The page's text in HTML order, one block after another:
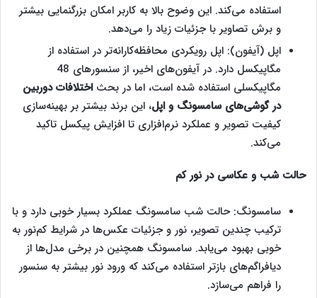
استفاده می‌کند. این وضوح بالا به کاربر امکان بزرگنمایی بیشتر
و برش تصاویر با جزئیات زیاد را می‌دهد.
اپل (آیفون): اپل رویکردی محافظه‌کارانه‌تر در استفاده از
مگاپیکسل دارد. در آیفون‌های اخیر، از سنسورهای 48
مگاپیکسلی استفاده شده است، اما در بحثاختلافات دوربین
در گوشی‌‌های سامسونگ و اپل، این برند بیشتر بر بهینه‌سازی
کیفیت تصویر و عملکرد نرم‌افزاری تا افزایش پیکسل تاکید
می‌کند.
حالت شب و عکاسی در نور کم
سامسونگ: حالت شب سامسونگ عملکرد بسیار خوبی دارد و با
ترکیب چندین تصویر، نور و جزئیات عکس‌ها در شرایط کم‌نور به
خوبی بهبود می‌یابد. سامسونگ همچنین در برخی مدل‌ها از
دیافراگم‌های بازتر استفاده می‌کند که ورود نور بیشتر به سنسور
را فراهم می‌سازد.